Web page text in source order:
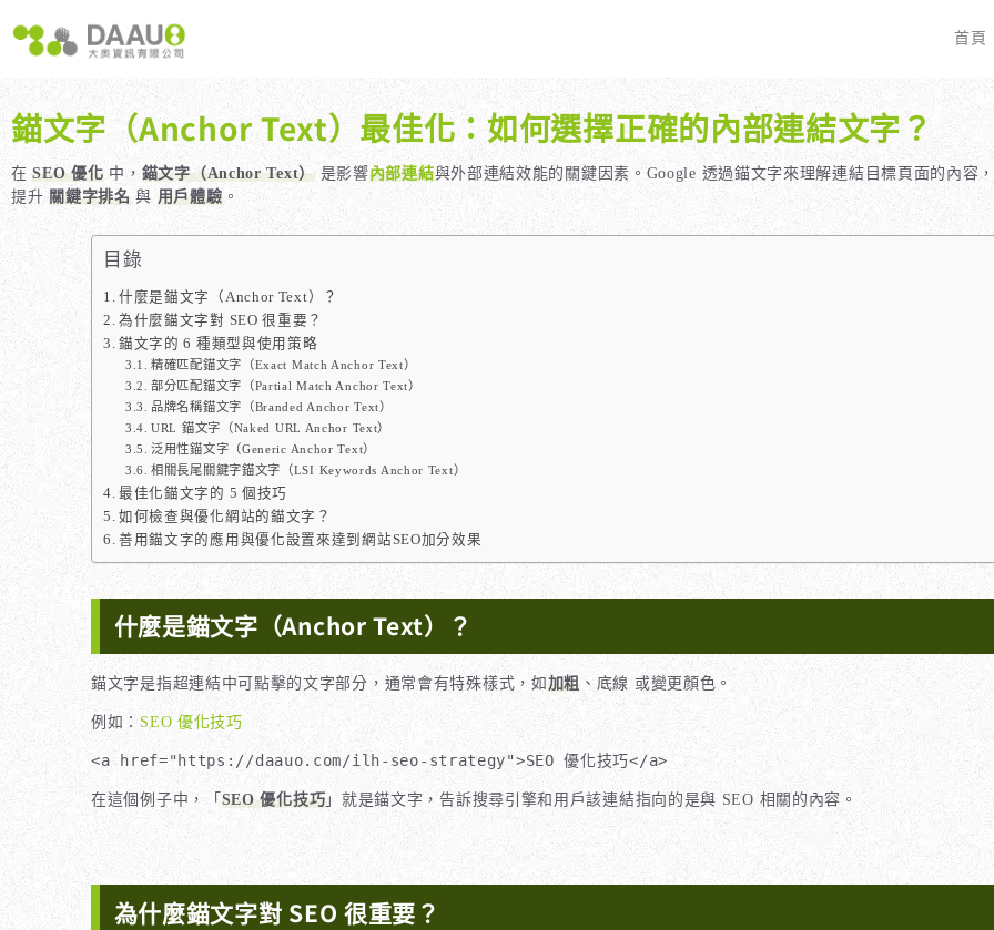
至
內
容
首頁
大奧獨家 AISEO矩陣系統｜SEO自動化輕鬆佈局關鍵字
八大專業SEO服務：網站流量快速成長
SEO 救星：你的網站沒有自然流量嗎？
專業SEO撰寫：提升網站SEO自然排序
維基百科：提升品牌形象與SEO的雙贏策略
網站系統開發：打造高效能業務需求的網站
全面優化網站語法：提升SEO表現
關鍵字分析：精準制定SEO策略
調整SEO關鍵字分布：精準地收錄
大奧專業寫手團隊：賦予深度與價值
如何開始 SEO？新手指南
SEO 的定義與基本概念
SEO 的運作原理
SEO 的重要性：為什麼企業需要它？
什麼是白帽SEO、灰帽SEO與黑帽SEO？
我們提供哪些 SEO 服務？
如何知道哪些服務最適合我的業務？
SEO 優化的具體流程是什麼？
廣告行銷基礎知識
廣告平台與策略選擇
Google Ads 和 Facebook 廣告有
預算與效益管理
錨文字（Anchor Text）最佳化：如何選擇正確的內部連結文字？
在SEO 優化中， 錨文字（Anchor Text）是影響內部連結與外部連結效能的關鍵因素。Google 透過錨文字來理解連結目標頁面的內
提升關鍵字排名與 用戶體驗。
目錄
什麼是錨文字（Anchor Text）？
為什麼錨文字對 SEO 很重要？
錨文字的 6 種類型與使用策略
精確匹配錨文字（Exact Match Anchor Text）
部分匹配錨文字（Partial Match Anchor Text）
品牌名稱錨文字（Branded Anchor Text）
URL 錨文字（Naked URL Anchor Text）
泛用性錨文字（Generic Anchor Text）
相關長尾關鍵字錨文字（LSI Keywords Anchor Text）
最佳化錨文字的 5 個技巧
如何檢查與優化網站的錨文字？
善用錨文字的應用與優化設置來達到網站SEO加分效果
什麼是錨文字（Anchor Text）？
錨文字是指超連結中可點擊的文字部分，通常會有特殊樣式，如 加粗 、底線 或變更顏色。
例如：SEO 優化技巧
<a href="https://daauo.com/ilh-seo-strategy">SEO 優化技巧</a>
在這個例子中，「 SEO 優化技巧 」就是錨文字，告訴搜尋引擎和用戶該連結指向的是與 SEO 相關的內容。
為什麼錨文字對 SEO 很重要？